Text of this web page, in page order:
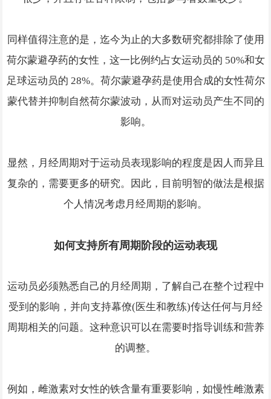
同样值得注意的是，迄今为止的大多数研究都排除了使用
荷尔蒙避孕药的女性，这一比例约占女运动员的 50%和女
足球运动员的 28%。荷尔蒙避孕药是使用合成的女性荷尔
蒙代替并抑制自然荷尔蒙波动，从而对运动员产生不同的
影响。
显然，月经周期对于运动员表现影响的程度是因人而异且
复杂的，需要更多的研究。因此，目前明智的做法是根据
个人情况考虑月经周期的影响。
如何支持所有周期阶段的运动表现
运动员必须熟悉自己的月经周期，了解自己在整个过程中
受到的影响，并向支持幕僚(医生和教练)传达任何与月经
周期相关的问题。这种意识可以在需要时指导训练和营养
的调整。
例如，雌激素对女性的铁含量有重要影响，如慢性雌激素